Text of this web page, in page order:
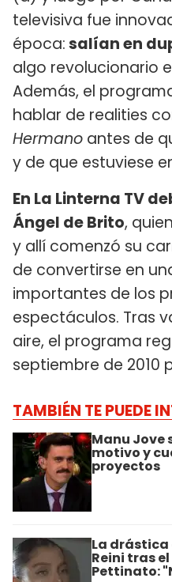
televisiva fue
época:salían en
algo revolucionario
Además, el
hablar de realities
Hermano antes de
y de que estuviese
En La Linterna TV
Ángel de Brito,
y allí comenzó su
de convertirse en
importantes de los
espectáculos. Tras
aire, el programa
septiembre de 2010
TAMBIÉN TE PUEDE
Manu Jove
motivo y
proyectos
La drástica
Reini tras
Pettinato: